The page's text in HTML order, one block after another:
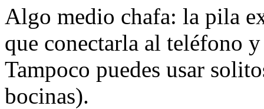
Algo medio chafa: la pila
que conectarla al teléfono
Tampoco puedes usar
bocinas).